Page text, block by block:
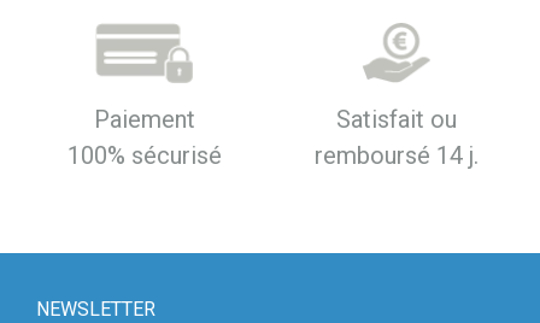
Paiement
100% sécurisé
Satisfait ou
remboursé 14 j.
NEWSLETTER